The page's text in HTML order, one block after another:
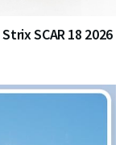
SCAR 18 2026